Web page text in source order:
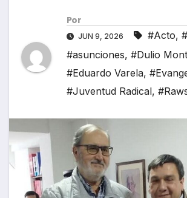
Por
JUN 9, 2026 #Acto,
#asunciones, #Dulio
#Eduardo Varela,
#Juventud Radical,